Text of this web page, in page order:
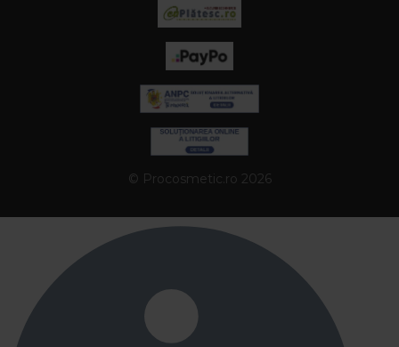
© Procosmetic.ro 2026